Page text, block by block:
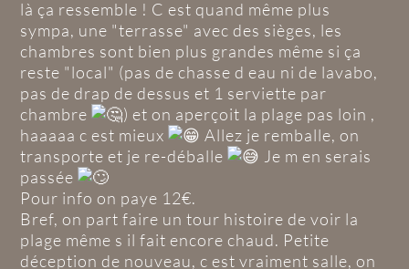
là ça ressemble ! C est quand même plus
sympa, une "terrasse" avec des sièges, les
chambres sont bien plus grandes même si ça
reste "local" (pas de chasse d eau ni de lavabo,
pas de drap de dessus et 1 serviette par
chambre
) et on aperçoit la plage pas loin ,
haaaaa c est mieux
Allez je remballe, on
transporte et je re-déballe
Je m en serais
passée
Pour info on paye 12€.
Bref, on part faire un tour histoire de voir la
plage même s il fait encore chaud. Petite
déception de nouveau, c est vraiment salle, on